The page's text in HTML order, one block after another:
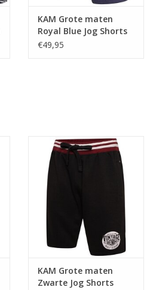
KAM Grote maten
Royal Blue Jog Shorts
€49,95
KAM Grote maten
Zwarte Jog Shorts